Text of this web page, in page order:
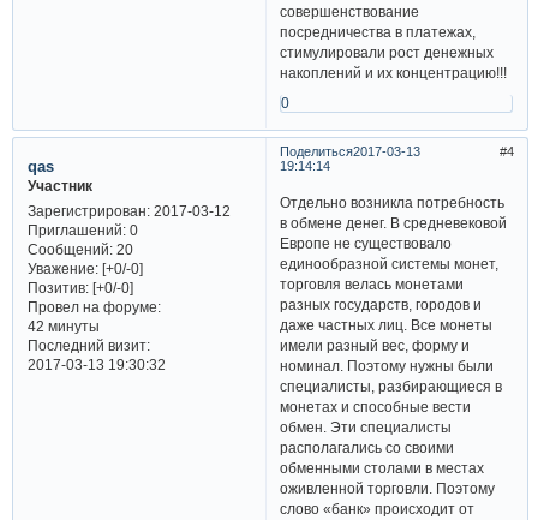
совершенствование
посредничества в платежах,
стимулировали рост денежных
накоплений и их концентрацию!!!
0
Поделиться 4
2017-03-13
19:14:14
qas
Участник
Зарегистрирован: 2017-03-12
Приглашений:0
Сообщений:20
Уважение: [+0/-0]
Позитив: [+0/-0]
Провел на форуме:
42 минуты
Последний визит:
2017-03-13 19:30:32
Отдельно возникла потребность
в обмене денег. В средневековой
Европе не существовало
единообразной системы монет,
торговля велась монетами
разных государств, городов и
даже частных лиц. Все монеты
имели разный вес, форму и
номинал. Поэтому нужны были
специалисты, разбирающиеся в
монетах и способные вести
обмен. Эти специалисты
располагались со своими
обменными столами в местах
оживленной торговли. Поэтому
слово «банк» происходит от